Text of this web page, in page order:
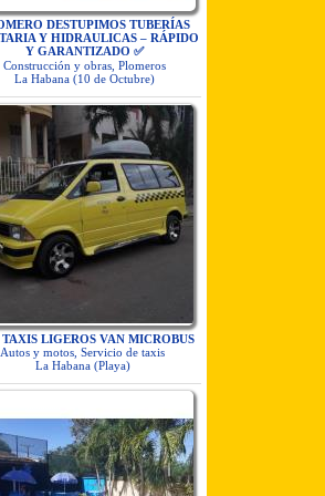
DESTUPIMOS TUBERÍAS
Y HIDRAULICAS – RÁPIDO
Y GARANTIZADO ✅
Construcción y obras, Plomeros
La Habana (10 de Octubre)
LIGEROS VAN MICROBUS
Autos y motos, Servicio de taxis
La Habana (Playa)